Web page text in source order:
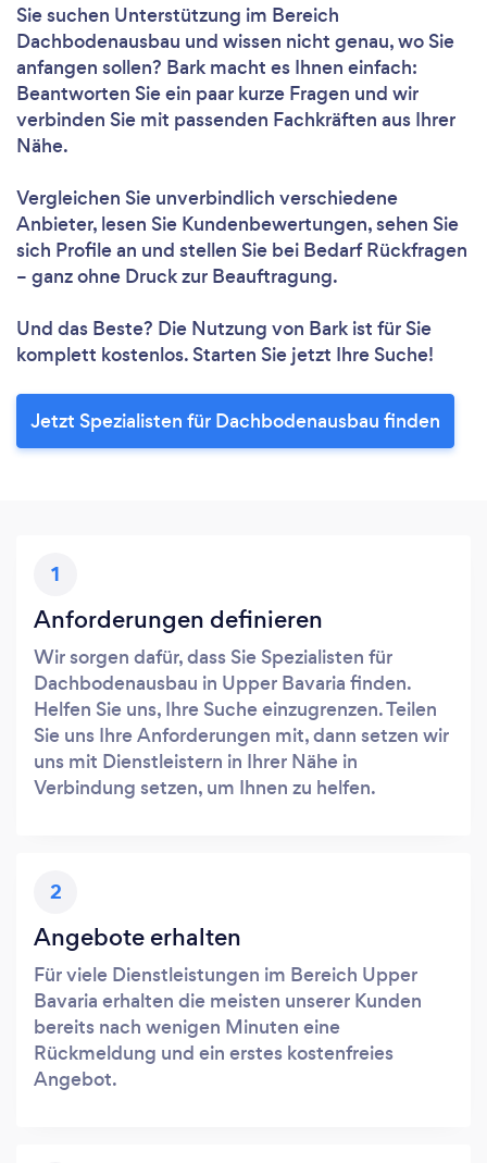
Sie suchen Unterstützung im Bereich
Dachbodenausbau und wissen nicht genau, wo Sie
anfangen sollen? Bark macht es Ihnen einfach:
Beantworten Sie ein paar kurze Fragen und wir
verbinden Sie mit passenden Fachkräften aus Ihrer
Nähe.
Vergleichen Sie unverbindlich verschiedene
Anbieter, lesen Sie Kundenbewertungen, sehen Sie
sich Profile an und stellen Sie bei Bedarf Rückfragen
– ganz ohne Druck zur Beauftragung.
Und das Beste? Die Nutzung von Bark ist für Sie
komplett kostenlos. Starten Sie jetzt Ihre Suche!
Jetzt Spezialisten für Dachbodenausbau finden
1
Anforderungen definieren
Wir sorgen dafür, dass Sie Spezialisten für
Dachbodenausbau in Upper Bavaria finden.
Helfen Sie uns, Ihre Suche einzugrenzen. Teilen
Sie uns Ihre Anforderungen mit, dann setzen wir
uns mit Dienstleistern in Ihrer Nähe in
Verbindung setzen, um Ihnen zu helfen.
2
Angebote erhalten
Für viele Dienstleistungen im Bereich Upper
Bavaria erhalten die meisten unserer Kunden
bereits nach wenigen Minuten eine
Rückmeldung und ein erstes kostenfreies
Angebot.